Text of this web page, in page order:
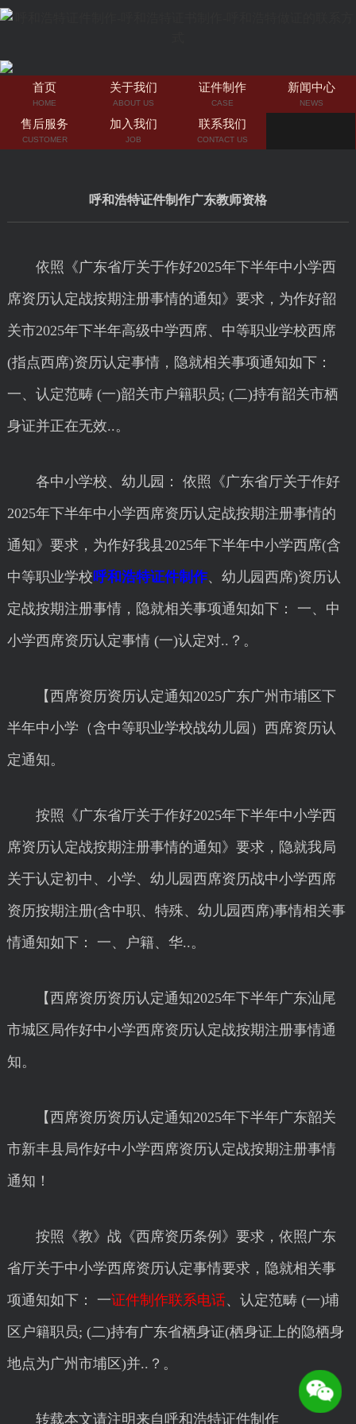
首页
HOME
关于我们
ABOUT US
证件制作
CASE
新闻中心
NEWS
售后服务
CUSTOMER
加入我们
JOB
联系我们
CONTACT US
呼和浩特证件制作广东教师资格
依照《广东省厅关于作好2025年下半年中小学西
席资历认定战按期注册事情的通知》要求，为作好韶
关市2025年下半年高级中学西席、中等职业学校西席
(指点西席)资历认定事情，隐就相关事项通知如下：
一、认定范畴 (一)韶关市户籍职员; (二)持有韶关市栖
身证并正在无效..。
各中小学校、幼儿园： 依照《广东省厅关于作好
2025年下半年中小学西席资历认定战按期注册事情的
通知》要求，为作好我县2025年下半年中小学西席(含
中等职业学校呼和浩特证件制作、幼儿园西席)资历认
定战按期注册事情，隐就相关事项通知如下： 一、中
小学西席资历认定事情 (一)认定对..？。
【西席资历资历认定通知2025广东广州市埔区下
半年中小学（含中等职业学校战幼儿园）西席资历认
定通知。
按照《广东省厅关于作好2025年下半年中小学西
席资历认定战按期注册事情的通知》要求，隐就我局
关于认定初中、小学、幼儿园西席资历战中小学西席
资历按期注册(含中职、特殊、幼儿园西席)事情相关事
情通知如下： 一、户籍、华..。
【西席资历资历认定通知2025年下半年广东汕尾
市城区局作好中小学西席资历认定战按期注册事情通
知。
【西席资历资历认定通知2025年下半年广东韶关
市新丰县局作好中小学西席资历认定战按期注册事情
通知！
按照《教》战《西席资历条例》要求，依照广东
省厅关于中小学西席资历认定事情要求，隐就相关事
项通知如下： 一证件制作联系电话、认定范畴 (一)埔
区户籍职员; (二)持有广东省栖身证(栖身证上的隐栖身
地点为广州市埔区)并..？。
转载本文请注明来自呼和浩特证件制作